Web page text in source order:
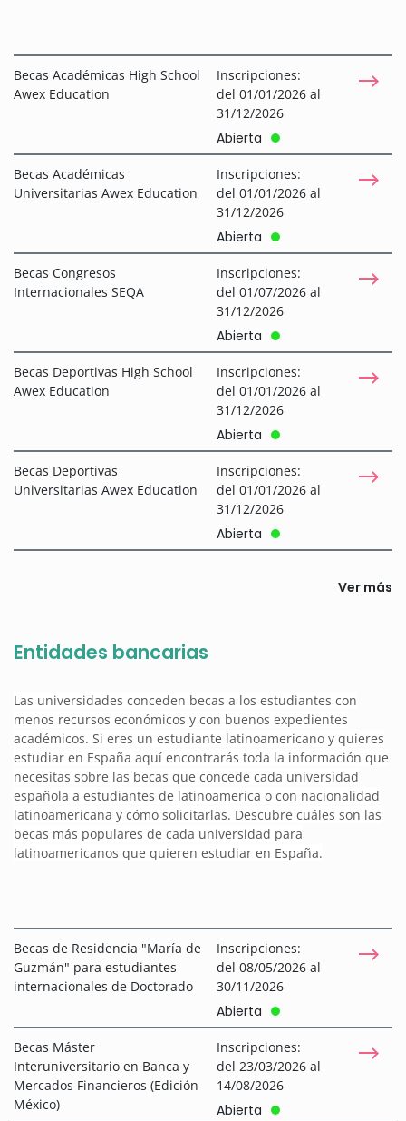
Becas Académicas High School
Awex Education
Inscripciones:
del 01/01/2026 al
31/12/2026
Abierta
Becas Académicas
Universitarias Awex Education
Inscripciones:
del 01/01/2026 al
31/12/2026
Abierta
Becas Congresos
Internacionales SEQA
Inscripciones:
del 01/07/2026 al
31/12/2026
Abierta
Becas Deportivas High School
Awex Education
Inscripciones:
del 01/01/2026 al
31/12/2026
Abierta
Becas Deportivas
Universitarias Awex Education
Inscripciones:
del 01/01/2026 al
31/12/2026
Abierta
Ver más
Entidades bancarias
Las universidades conceden becas a los estudiantes con
menos recursos económicos y con buenos expedientes
académicos. Si eres un estudiante latinoamericano y quieres
estudiar en España aquí encontrarás toda la información que
necesitas sobre las becas que concede cada universidad
española a estudiantes de latinoamerica o con nacionalidad
latinoamericana y cómo solicitarlas. Descubre cuáles son las
becas más populares de cada universidad para
latinoamericanos que quieren estudiar en España.
Becas de Residencia "María de
Guzmán" para estudiantes
internacionales de Doctorado
Inscripciones:
del 08/05/2026 al
30/11/2026
Abierta
Becas Máster
Interuniversitario en Banca y
Mercados Financieros (Edición
México)
Inscripciones:
del 23/03/2026 al
14/08/2026
Abierta